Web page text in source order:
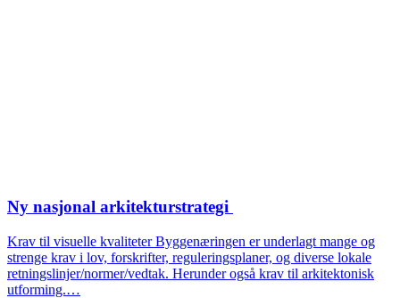
Ny nasjonal arkitekturstrategi
Krav til visuelle kvaliteter Byggenæringen er underlagt mange og
strenge krav i lov, forskrifter, reguleringsplaner, og diverse lokale
retningslinjer/normer/vedtak. Herunder også krav til arkitektonisk
utforming.…